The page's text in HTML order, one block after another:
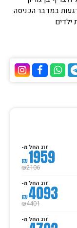
במדבר הכניסה
ערוץ ערוץ
ערוץ הוואטסאפ של
ערוץ הטלגרם של הוטלס
זוג החל מ-
₪1959
₪2106
זוג החל מ-
₪4093
₪4401
זוג החל מ-